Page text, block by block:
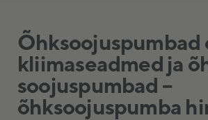
Õhksoojuspumbad
kliimaseadmed ja
soojuspumbad –
õhksoojuspumba